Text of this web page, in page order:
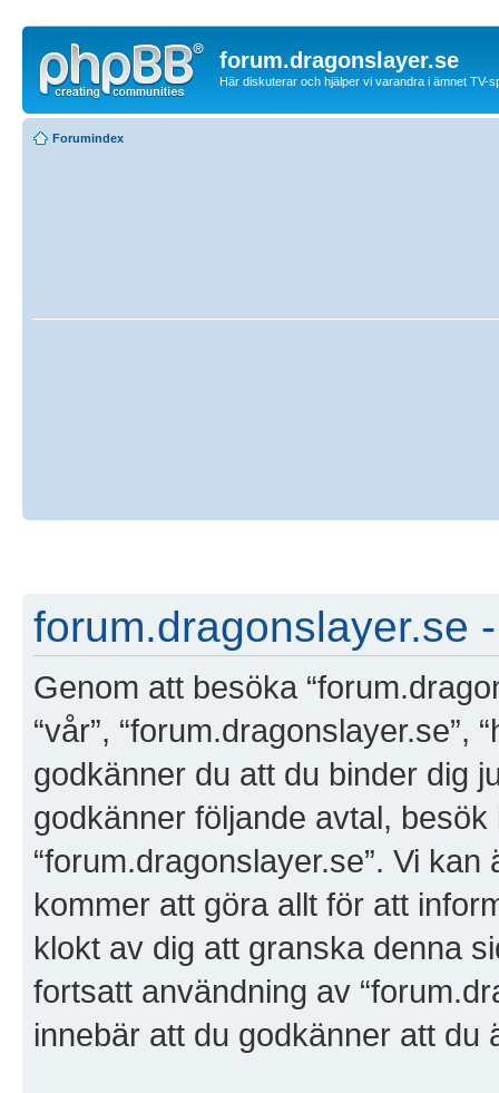
forum.dragonslayer.se
Här diskuterar och hjälper vi varandra i ämnet TV-
Forumindex
forum.dragonslayer.se
Genom att besöka
“vår”, “forum.dragonslayer.se”,
godkänner du att du binder dig
godkänner följande avtal,
“forum.dragonslayer.se”. Vi
kommer att göra allt för att
klokt av dig att granska denna
fortsatt användning av
innebär att du godkänner att du